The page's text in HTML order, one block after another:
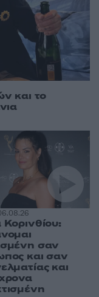
και το
σαν
και σαν
και